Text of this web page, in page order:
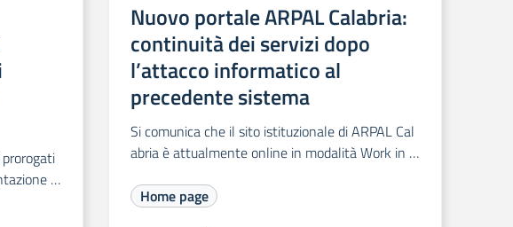
d
Nuovo portale ARPAL Calabria:
continuità dei servizi dopo
l’attacco informatico al
precedente sistema
Si comunica che il sito istituzionale di ARPAL Cal
abria è attualmente online in modalità Work in P
Home page